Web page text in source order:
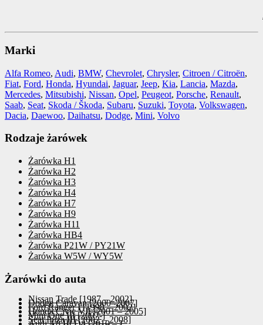
Marki
Alfa Romeo, Audi, BMW, Chevrolet, Chrysler, Citroen / Citroën,
Fiat, Ford, Honda, Hyundai, Jaguar, Jeep, Kia, Lancia, Mazda,
Mercedes, Mitsubishi, Nissan, Opel, Peugeot, Porsche, Renault,
Saab, Seat, Skoda / Škoda, Subaru, Suzuki, Toyota, Volkswagen,
Dacia, Daewoo, Daihatsu, Dodge, Mini, Volvo
Rodzaje żarówek
Żarówka H1
Żarówka H2
Żarówka H3
Żarówka H4
Żarówka H7
Żarówka H9
Żarówka H11
Żarówka HB4
Żarówka P21W / PY21W
Żarówka W5W / WY5W
Żarówki do auta
Nissan Trade [1987 – 2002]
Dodge Caravan [2000–2007]
Ford Ranger I [1998 – 2002]
Honda Civic VII [2001 – 2005]
Mini One III [2007-]
Seat Ibiza III [2002 – 2008]